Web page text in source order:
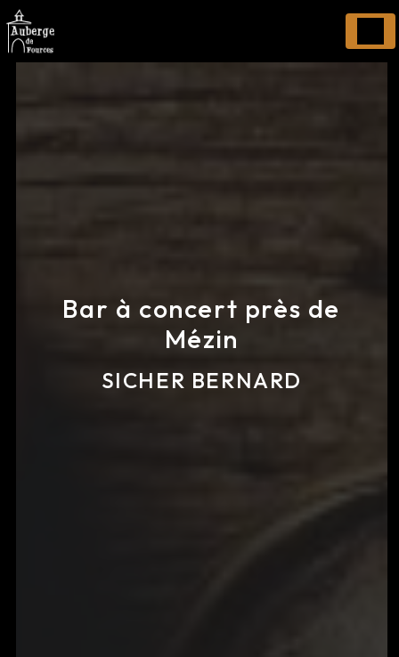
Bar à concert près de
Mézin
SICHER BERNARD
Panneau de gestion des cookies